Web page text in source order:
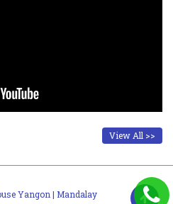
View All >>
Yangon | Mandalay